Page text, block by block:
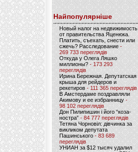
Найпопулярніше
Новый налог на недвижимость
от правительства Яценюка.
Платить, съехать, снести или
сжечь? Расследование-
269 733 переглядів
Откуда у Олега Ляшко
миллионы? - 173 293
переглядів
Ирина Бережная. Депутатская
крыша для рейдеров и
рекетиров - 111 365 переглядів
В Амстердаме поздравляли
Акимову и ее избранницу -
98 102 переглядів
Дон Пилипишин і його “коза-
ностра” - 84 777 переглядів
Тетяна Чорновіл: дівчинка за
викликом депутата
Пашинського- 83 689
переглядів
УНИАН за $12 тысяч удалил